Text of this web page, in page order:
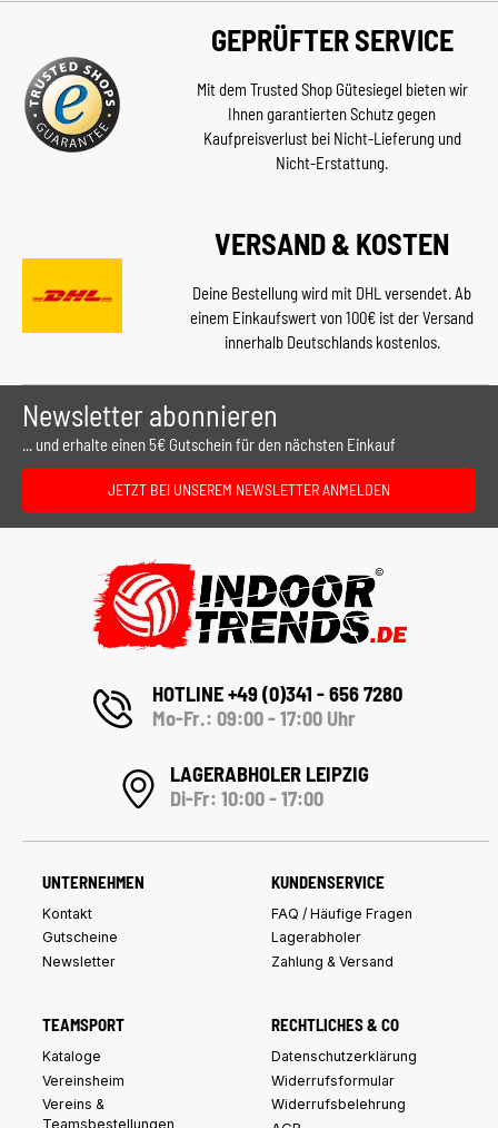
GEPRÜFTER SERVICE
Mit dem Trusted Shop Gütesiegel bieten wir
Ihnen garantierten Schutz gegen
Kaufpreisverlust bei Nicht-Lieferung und
Nicht-Erstattung.
VERSAND & KOSTEN
Deine Bestellung wird mit DHL versendet. Ab
einem Einkaufswert von 100€ ist der Versand
innerhalb Deutschlands kostenlos.
Newsletter abonnieren
... und erhalte einen 5€ Gutschein für den nächsten Einkauf
JETZT BEI UNSEREM NEWSLETTER ANMELDEN
HOTLINE +49 (0)341 - 656 7280
Mo-Fr.: 09:00 - 17:00 Uhr
LAGERABHOLER LEIPZIG
Di-Fr: 10:00 - 17:00
UNTERNEHMEN
Kontakt
Gutscheine
Newsletter
KUNDENSERVICE
FAQ / Häufige Fragen
Lagerabholer
Zahlung & Versand
TEAMSPORT
Kataloge
Vereinsheim
Vereins &
Teamsbestellungen
RECHTLICHES & CO
Datenschutzerklärung
Widerrufsformular
Widerrufsbelehrung